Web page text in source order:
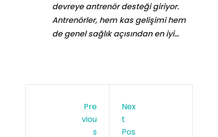
devreye antrenör desteği giriyor.
Antrenörler, hem kas gelişimi hem
de genel sağlık açısından en iyi…
Pre
Viou
S
Nex
T
Pos